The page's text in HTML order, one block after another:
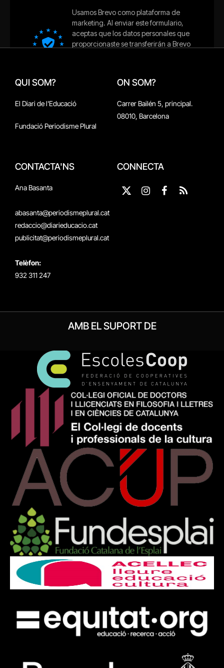
QUI SOM?
El Diari de l'Educació
Fundació Periodisme Plural
ON SOM?
Carrer Bailén 5, principal.
08010, Barcelona
CONTACTA'NS
Ana Basanta
abasanta@periodismeplural.cat
redaccio@diarieducacio.cat
publicitat@periodismeplural.cat
Telèfon:
932 311 247
CONNECTA
X
InstagramFacebook
RSS
AMB EL SUPORT DE